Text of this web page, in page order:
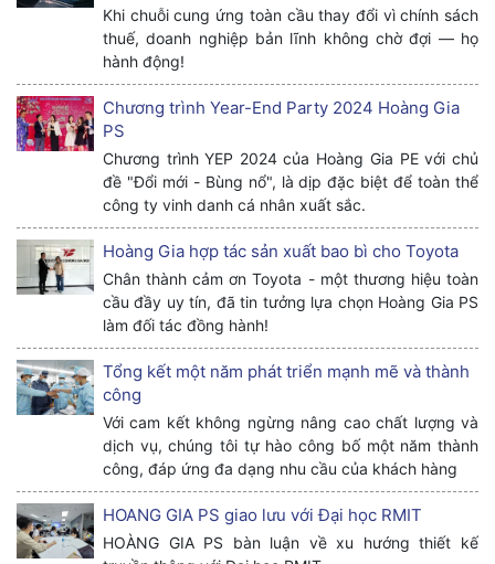
Khi chuỗi cung ứng toàn cầu thay đổi vì chính sách
thuế, doanh nghiệp bản lĩnh không chờ đợi — họ
hành động!
Chương trình Year-End Party 2024 Hoàng Gia
PS
Chương trình YEP 2024 của Hoàng Gia PE với chủ
đề "Đổi mới - Bùng nổ", là dịp đặc biệt để toàn thể
công ty vinh danh cá nhân xuất sắc.
Hoàng Gia hợp tác sản xuất bao bì cho Toyota
Chân thành cảm ơn Toyota - một thương hiệu toàn
cầu đầy uy tín, đã tin tưởng lựa chọn Hoàng Gia PS
làm đối tác đồng hành!
Tổng kết một năm phát triển mạnh mẽ và thành
công
Với cam kết không ngừng nâng cao chất lượng và
dịch vụ, chúng tôi tự hào công bố một năm thành
công, đáp ứng đa dạng nhu cầu của khách hàng
HOANG GIA PS giao lưu với Đại học RMIT
HOÀNG GIA PS bàn luận về xu hướng thiết kế